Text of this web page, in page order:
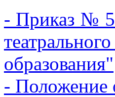
- Приказ №
образования"
- Положение